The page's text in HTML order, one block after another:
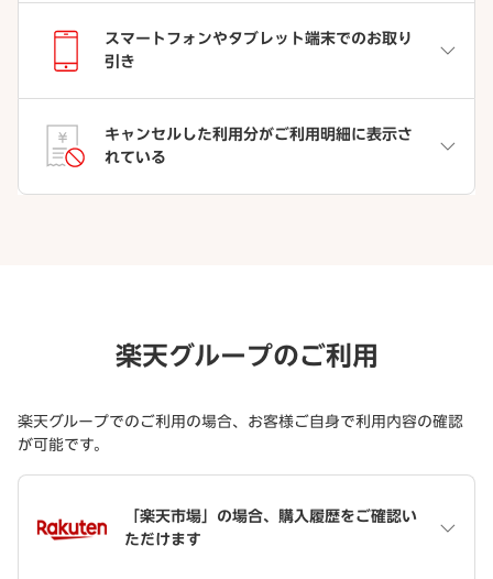
スマートフォンやタブレット端末でのお取り
引き
キャンセルした利用分がご利用明細に表示さ
れている
楽天グループのご利用
楽天グループでのご利用の場合、お客様ご自身で利用内容の確認
が可能です。
「楽天市場」の場合、購入履歴をご確認い
ただけます